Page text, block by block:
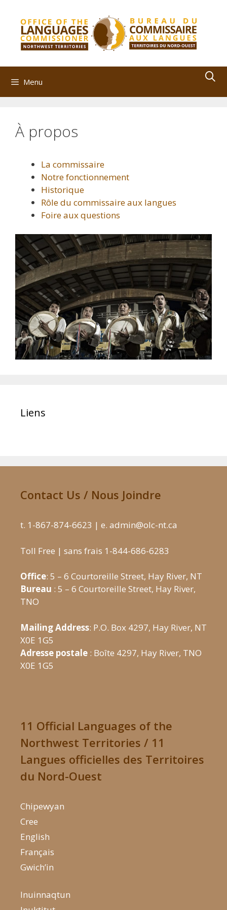
contenu
Menu
À propos
La commissaire
Notre fonctionnement
Historique
Rôle du commissaire aux langues
Foire aux questions
Liens
Contact Us / Nous Joindre
t. 1-867-874-6623 | e. admin@olc-nt.ca
Toll Free | sans frais 1-844-686-6283
Office: 5 – 6 Courtoreille Street, Hay River, NT
Bureau : 5 – 6 Courtoreille Street, Hay River,
TNO
Mailing Address: P.O. Box 4297, Hay River, NT
X0E 1G5
Adresse postale : Boîte 4297, Hay River, TNO
X0E 1G5
11 Official Languages of the
Northwest Territories / 11
Langues officielles des Territoires
du Nord-Ouest
Chipewyan
Cree
English
Français
Gwich’in
Inuinnaqtun